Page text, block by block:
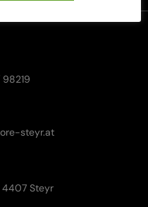
steyr.at
4407 Steyr